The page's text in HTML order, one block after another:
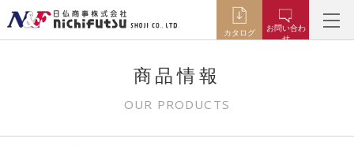
カタログ
お問い合わ
せ
商品情報
OUR PRODUCTS